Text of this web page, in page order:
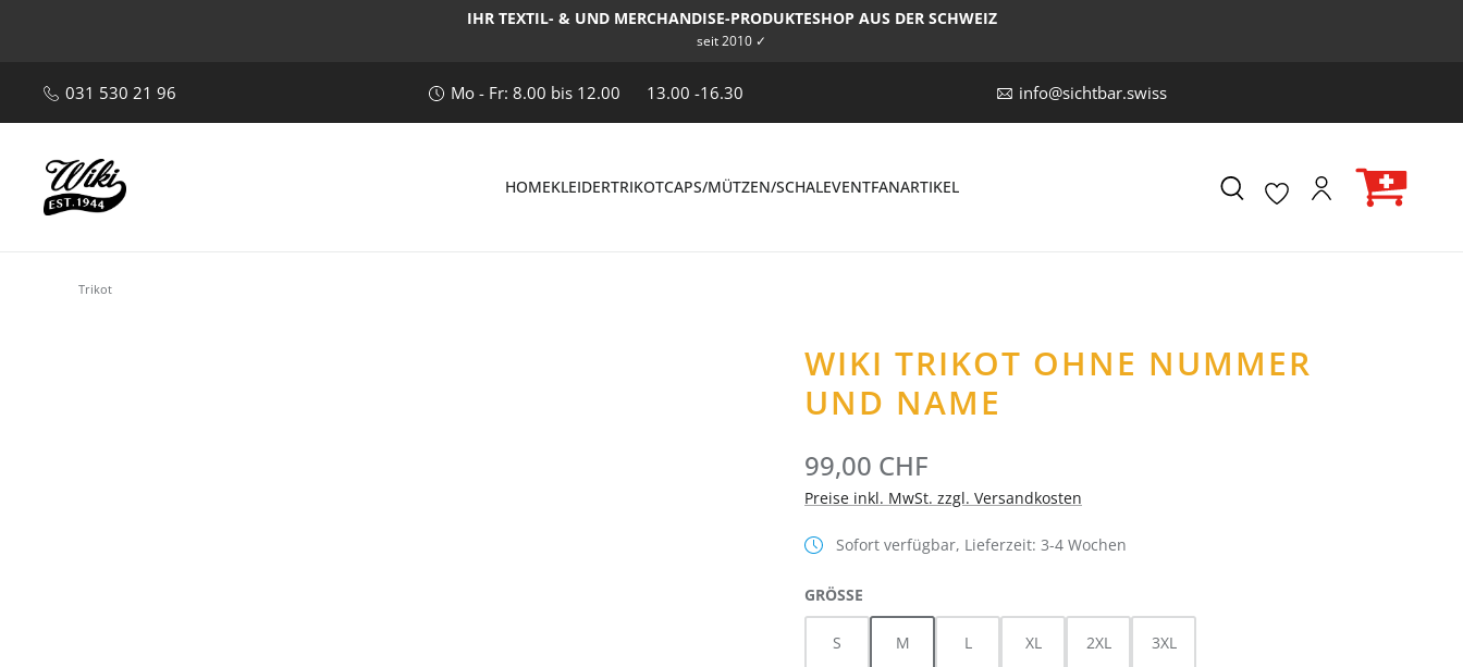
IHR TEXTIL- & UND MERCHANDISE-PRODUKTESHOP AUS DER SCHWEIZ
seit 2010 ✓
031 530 21 96 Mo - Fr: 8.00 bis 12.00 13.00 -16.30 info@sichtbar.swiss
HOMEKLEIDERTRIKOTCAPS/MÜTZEN/SCHALEVENTFANARTIKEL
Trikot
WIKI TRIKOT OHNE NUMMER
UND NAME
99,00 CHF
Preise inkl. MwSt. zzgl. Versandkosten
Sofort verfügbar, Lieferzeit: 3-4 Wochen
GRÖSSE
S M L XL 2XL 3XL